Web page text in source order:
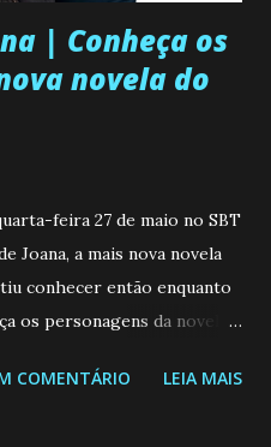
| Conheça os
novela do
feira 27 de maio no SBT
Joana, a mais nova novela
conhecer então enquanto
os personagens da novela?
GUADALUPE (Camila
COMENTÁRIO LEIA MAIS